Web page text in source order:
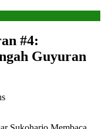
#4:
Guyuran